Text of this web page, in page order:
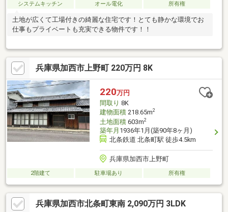
システムキッチン
オール電化 所有権
土地が広くて工場付きの綺麗な住宅です！とても静かな環境でお
仕事もプライベートも充実できる物件です！！
兵庫県加西市上野町 220万円 8K
220万円
間取り 8K
建物面積218.65m2
土地面積603m2
築年月 1936年1月(築90年8ヶ月)
北条鉄道 北条町駅 徒歩4.5km
兵庫県加西市上野町
2階建て 駐車場あり 所有権
兵庫県加西市北条町東南 2,090万円 3LDK